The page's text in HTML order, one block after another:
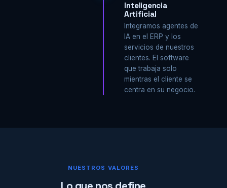
Inteligencia
Artificial
Integramos agentes de
IA en el ERP y los
servicios de nuestros
clientes. El software
que trabaja solo
mientras el cliente se
centra en su negocio.
NUESTROS VALORES